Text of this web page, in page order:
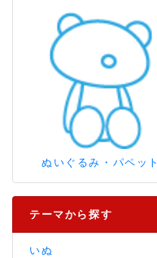
ぬいぐるみ・パペット
テーマから探す
いぬ